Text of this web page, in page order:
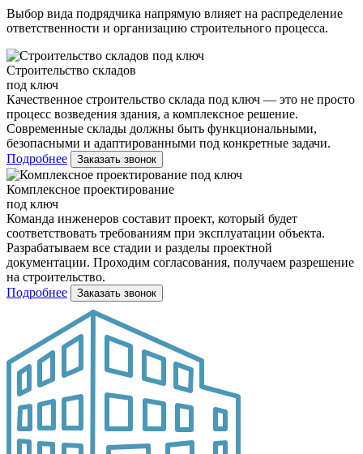
Выбор вида подрядчика напрямую влияет на распределение
ответственности и организацию строительного процесса.
Строительство складов
под ключ
Качественное строительство склада под ключ — это не просто
процесс возведения здания, а комплексное решение.
Современные склады должны быть функциональными,
безопасными и адаптированными под конкретные задачи.
Подробнее
Заказать звонок
Комплексное проектирование
под ключ
Команда инженеров составит проект, который будет
соответствовать требованиям при эксплуатации объекта.
Разрабатываем все стадии и разделы проектной
документации. Проходим согласования, получаем разрешение
на строительство.
Подробнее
Заказать звонок